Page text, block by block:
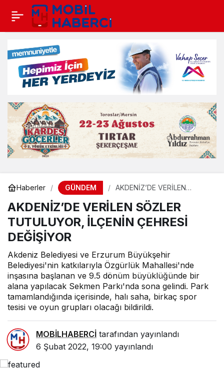
Haberler GÜNDEM
AKDENİZ’DE VERİLEN
İLÇENİN ÇEHRESİ
DEĞİŞİYOR
AKDENİZ’DE VERİLEN SÖZLER
TUTULUYOR, İLÇENİN ÇEHRESİ
DEĞİŞİYOR
Akdeniz Belediyesi ve Erzurum Büyükşehir
Belediyesi'nin katkılarıyla Özgürlük Mahallesi'nde
inşasına başlanan ve 9.5 dönüm büyüklüğünde bir
alana yapılacak Sekmen Parkı'nda sona gelindi. Park
tamamlandığında içerisinde, halı saha, birkaç spor
tesisi ve oyun grupları olacağı bildirildi.
MOBİLHABERCİ tarafından yayınlandı
6 Şubat 2022, 19:00 yayınlandı